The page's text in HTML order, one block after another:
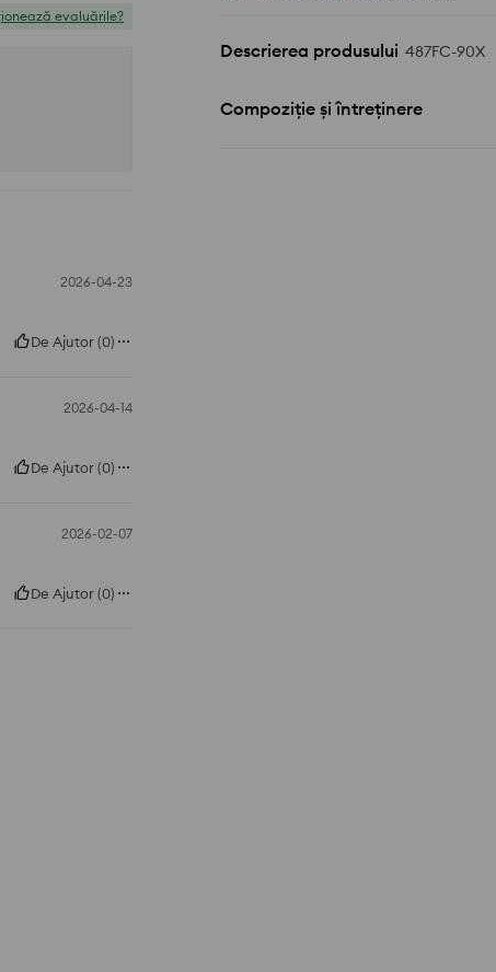
Descrierea produsului 487FC-90X
Compoziție și întreținere
evaluările?
2026-04-23
De Ajutor(0)
2026-04-14
De Ajutor(0)
2026-02-07
De Ajutor(0)